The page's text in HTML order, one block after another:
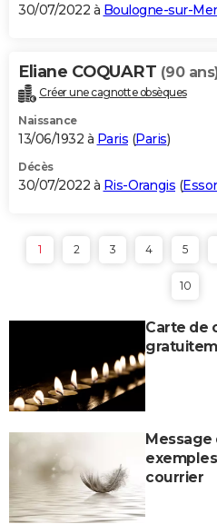
30/07/2022 à Boulogne-sur-Mer
Eliane COQUART (90
Créer une cagnotte obsèques
Naissance
13/06/1932 à Paris (Paris)
Décès
30/07/2022 à Ris-Orangis (
1 2 3 4 5
10
Carte de
Message
courrier